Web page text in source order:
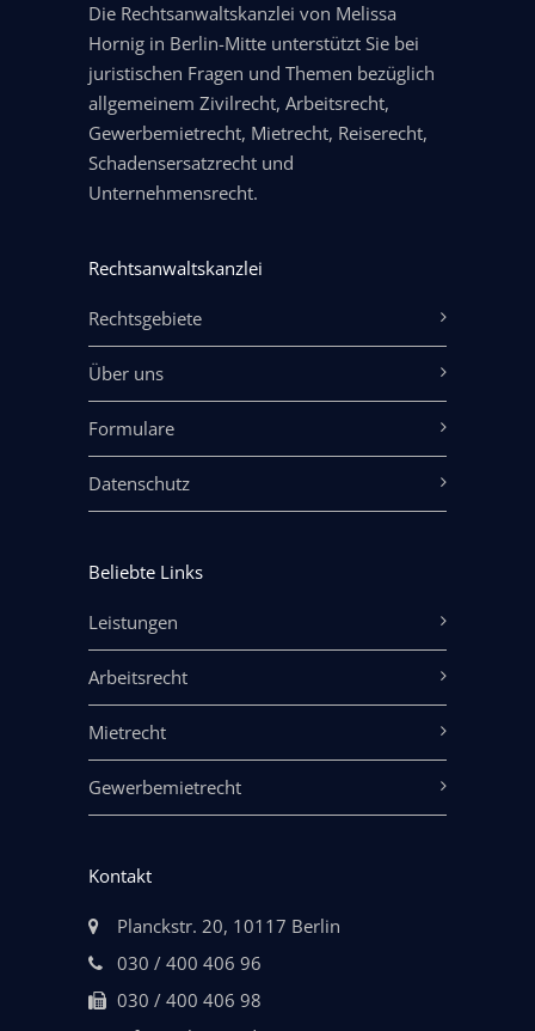
Die Rechtsanwaltskanzlei von Melissa
Hornig in Berlin-Mitte unterstützt Sie bei
juristischen Fragen und Themen bezüglich
allgemeinem Zivilrecht, Arbeitsrecht,
Gewerbemietrecht, Mietrecht, Reiserecht,
Schadensersatzrecht und
Unternehmensrecht.
Rechtsanwaltskanzlei
Rechtsgebiete
Über uns
Formulare
Datenschutz
Beliebte Links
Leistungen
Arbeitsrecht
Mietrecht
Gewerbemietrecht
Kontakt
Planckstr. 20, 10117 Berlin
030 / 400 406 96
030 / 400 406 98